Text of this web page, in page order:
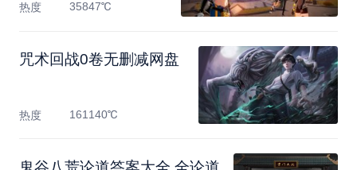
热度 35847℃
咒术回战0卷无删减网盘
热度 161140℃